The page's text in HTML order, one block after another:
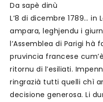
Da sapè dinù
L’8 di dicembre 1789… in
ampara, leghjendu i
l’Assemblea di Parigi hà
pruvincia francese
ritornu di l’esiliati.
ringrazià tutti quelli chì
decisione generosa. Li